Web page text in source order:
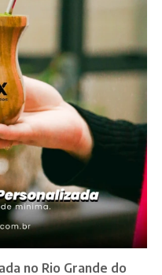
no Rio Grande do